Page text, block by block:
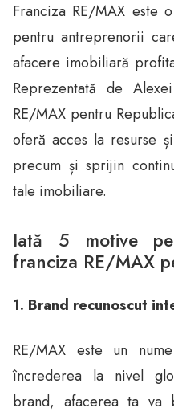
Franciza RE/MAX este
pentru antreprenorii
afacere imobiliară
Reprezentată de
RE/MAX pentru
oferă acces la resurse
precum și sprijin
tale imobiliare.
Iată 5 motive
franciza RE/MAX
1. Brand recunoscut
RE/MAX este un
încrederea la nivel
brand, afacerea ta va